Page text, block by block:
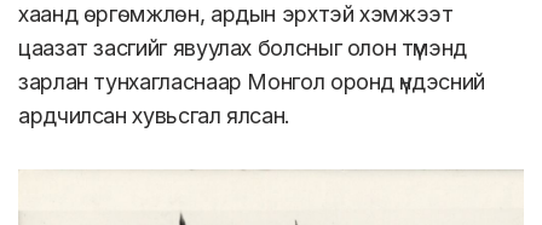
хаанд өргөмжлөн, ардын эрхтэй хэмжээт
цаазат засгийг явуулах болсныг олон түмэнд
зарлан тунхагласнаар Монгол оронд үндэсний
ардчилсан хувьсгал ялсан.